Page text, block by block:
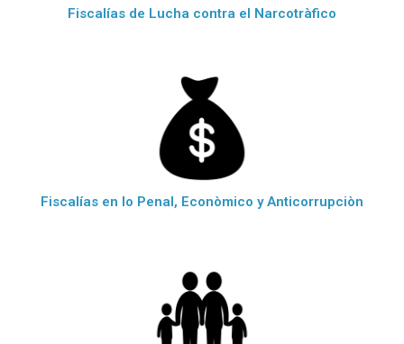
Fiscalías de Lucha contra el Narcotràfico
Fiscalías en lo Penal, Econòmico y Anticorrupciòn